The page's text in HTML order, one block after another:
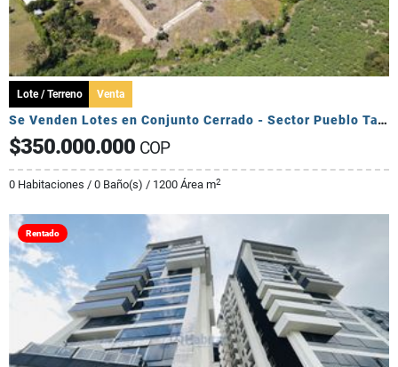
Lote / Terreno Venta
Se Venden Lotes en Conjunto Cerrado - Sector Pueblo Tapado
$350.000.000 COP
0 Habitaciones / 0 Baño(s) / 1200 Área m2
Rentado